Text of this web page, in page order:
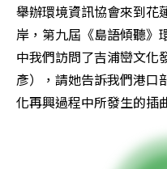
舉辦環境資訊協會來到花
岸，第九屆《島語傾聽》
中我們訪問了吉浦巒文化
彥），請她告訴我們港口
化再興過程中所發生的插